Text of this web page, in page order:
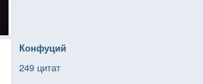
Конфуций
249 цитат